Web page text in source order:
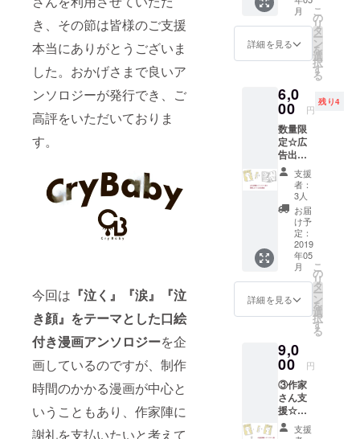
き、その節は皆様のご支援
本当にありがとうございま
した。おかげさまで良いア
ンソロジーが発行でき、ご
高評をいただいておりま
す。
今回は 『泣く』『涙』『泣
き顔』をテーマとした口絵
付き漫画アンソロジーを企
画しているのですが、制作
時間のかかる漫画が中心と
いうこともあり、作家陣に
謝礼を支払いたいと考えて
ティア128、
マーケット
96などに出
いた
ノート1
冊 ・特
製しお
掲載用
のお名
前をご
記入く
ださ
い。記
入のな
い場合
CAMPF
IREユー
ザー
ネーム
を掲載
いたし
ます。
月
詳細を見る
こ
の
リ
タ
ー
ン
を
選
択
す
る
6,0
00 円
残り4
数量限
定☆広
告出稿
プラン
・①の
リター
ン ・ア
ンソロ
ジー1冊
・特製
しおり
・アン
ソロ
ジーへ
の広告
締切3月
9日） ※
広告の
大きさ
は横位
置
135mm
支援
者：
3人
お届
け予
定：
2019
年05
月
詳細を見る
こ
の
リ
タ
ー
ン
を
選
択
す
る
9,0
00 円
③作家
さん支
援☆ア
クキー
支援